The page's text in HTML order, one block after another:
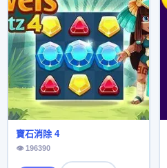
寶石消除 4
👁 196390